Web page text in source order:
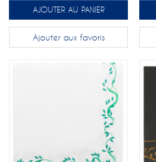
AJOUTER AU PANIER
Ajouter aux favoris